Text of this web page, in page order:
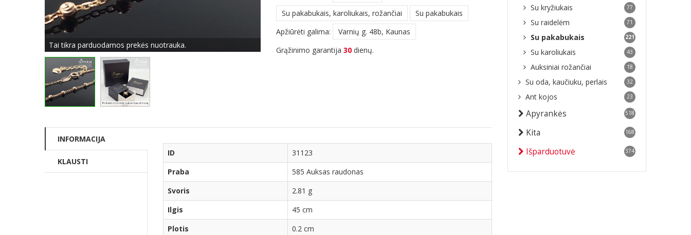
Tai tikra parduodamos prekės nuotrauka.
Su pakabukais, karoliukais, rožančiai
Su pakabukais
Apžiūrėti galima:
Varnių g. 48b, Kaunas
Grąžinimo garantija 30 dienų.
INFORMACIJA
KLAUSTI
ID
31123
Praba
585 Auksas raudonas
Svoris
2.81 g
Ilgis
45 cm
Plotis
0.2 cm
Su kryžiukais 77
Su raidelėm 71
Su pakabukais 221
Su karoliukais 43
Auksiniai rožančiai 18
Su oda, kaučiuku, perlais 32
Ant kojos 23
Apyrankės 518
Kita 168
Išparduotuvė 374